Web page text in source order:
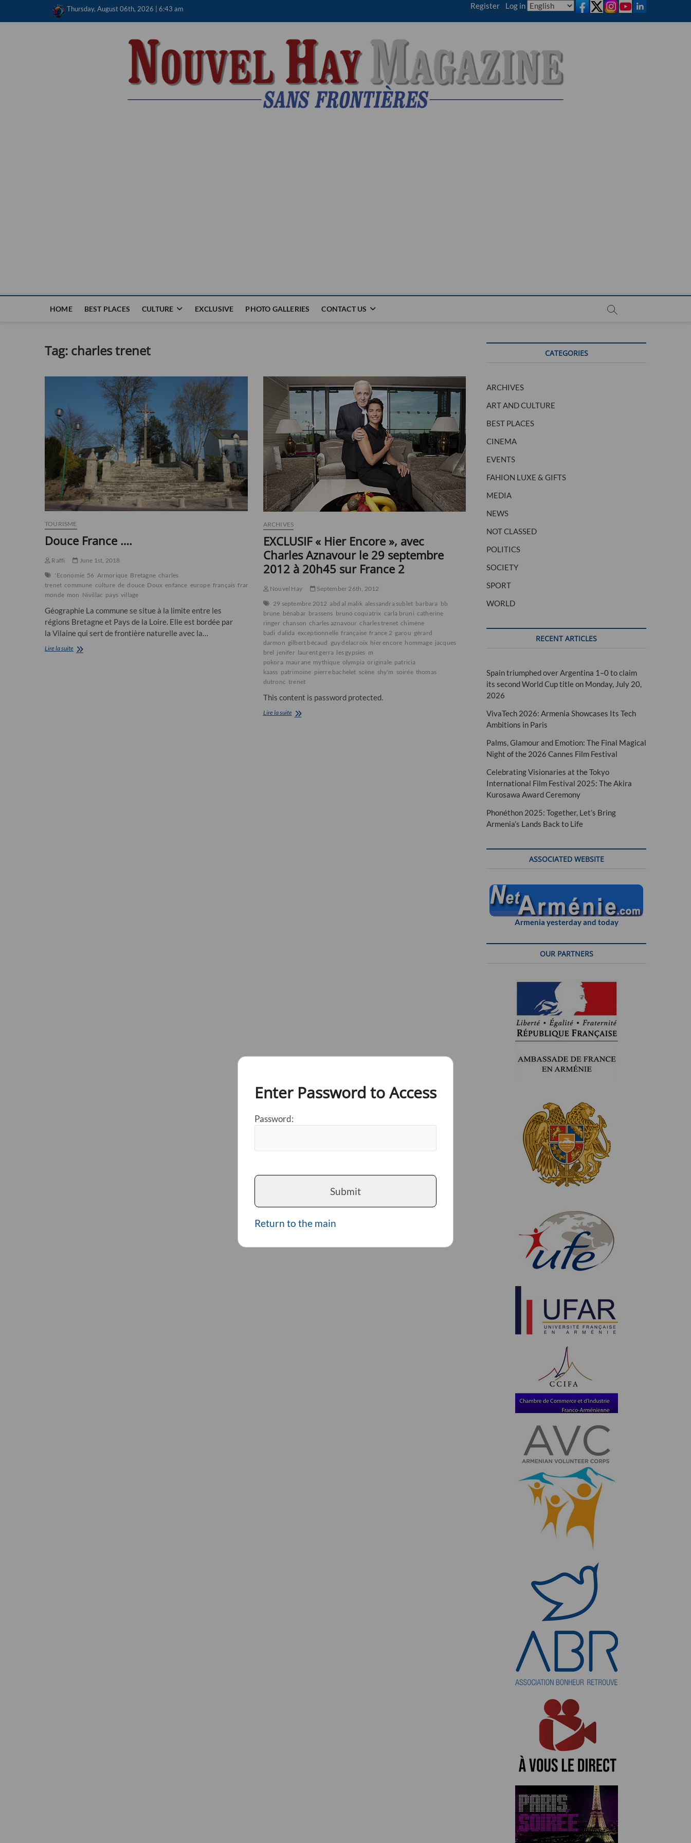
Thursday, August 06th, 2026 | 6:43 am Register | Log in
HOME BEST PLACES CULTURE EXCLUSIVE PHOTO GALLERIES CONTACT US
Tag: charles trenet
TOURISME
Douce France ….
Raffi
June 1st, 2018
'Economie 56 Armorique Bretagne charles
trenet commune culture de douce Doux enfance europe français france histoire
monde mon Nivillac pays village
Géographie La commune se situe à la limite entre les
régions Bretagne et Pays de la Loire. Elle est bordée par
la Vilaine qui sert de frontière naturelle avec la…
Lire la suiteDouce
ARCHIVES
EXCLUSIF « Hier Encore », avec
Charles Aznavour le 29 septembre
2012 à 20h45 sur France 2
Nouvel Hay
September 26th, 2012
29 septembre 2012 abd al malik alessandra sublet barbara bb
brune bénabar brassens bruno coquatrix carla bruni catherine
ringer chanson charles aznavour charles trenet chimène
badi dalida exceptionnelle française france 2 garou gérard
darmon gilbert bécaud guy delacroix hier encore hommage jacques
brel jenifer laurent gerra les gypsies m
pokora maurane mythique olympia originale patricia
kaass patrimoine pierre bachelet scène shy'm soirée thomas
dutronc trenet
This content is password protected.
Lire la suiteEXCLUSIF
CATEGORIES
ARCHIVES
ART AND CULTURE
BEST PLACES
CINEMA
EVENTS
FAHION LUXE & GIFTS
MEDIA
NEWS
NOT CLASSED
POLITICS
SOCIETY
SPORT
WORLD
RECENT ARTICLES
Spain triumphed over Argentina 1–0 to claim
its second World Cup title on Monday, July 20,
2026
VivaTech 2026: Armenia Showcases Its Tech
Ambitions in Paris
Palms, Glamour and Emotion: The Final Magical
Night of the 2026 Cannes Film Festival
Celebrating Visionaries at the Tokyo
International Film Festival 2025: The Akira
Kurosawa Award Ceremony
Phonéthon 2025: Together, Let’s Bring
Armenia’s Lands Back to Life
ASSOCIATED WEBSITE
Armenia yesterday and today
OUR PARTNERS
Enter Password to Access
Password:
Submit
Return to the main